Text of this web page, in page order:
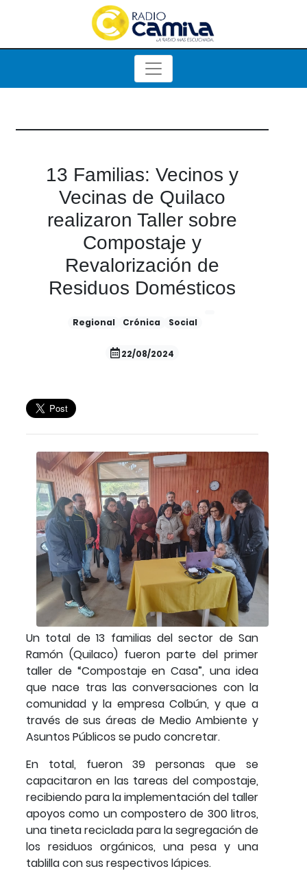
13 Familias: Vecinos y
Vecinas de Quilaco
realizaron Taller sobre
Compostaje y
Revalorización de
Residuos Domésticos
Regional Crónica Social
22/08/2024
Un total de 13 familias del sector de San
Ramón (Quilaco) fueron parte del primer
taller de “Compostaje en Casa”, una idea
que nace tras las conversaciones con la
comunidad y la empresa Colbún, y que a
través de sus áreas de Medio Ambiente y
Asuntos Públicos se pudo concretar.
En total, fueron 39 personas que se
capacitaron en las tareas del compostaje,
recibiendo para la implementación del taller
apoyos como un compostero de 300 litros,
una tineta reciclada para la segregación de
los residuos orgánicos, una pesa y una
tablilla con sus respectivos lápices.